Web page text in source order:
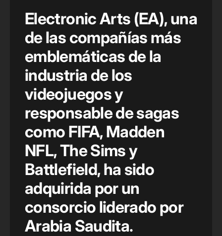
Electronic Arts (EA), una
de las compañías más
emblemáticas de la
industria de los
videojuegos y
responsable de sagas
como FIFA, Madden
NFL, The Sims y
Battlefield, ha sido
adquirida por un
consorcio liderado por
Arabia Saudita.